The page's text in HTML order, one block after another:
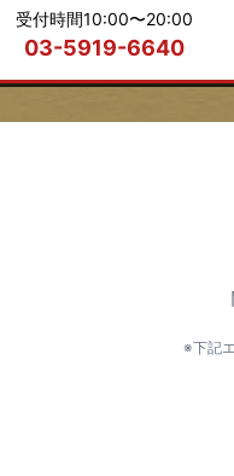
受付時間10:00〜20:00
03-5919-6640
※下記